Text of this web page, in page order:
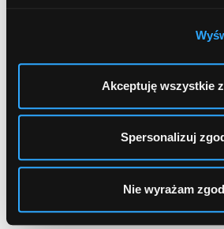
Akceptuję wszystkie
Spersonalizuj
Nie wyrażam
Spis treści
Bankomaty
Zarząd